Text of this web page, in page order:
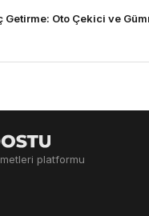
Getirme: Oto Çekici ve
platformu